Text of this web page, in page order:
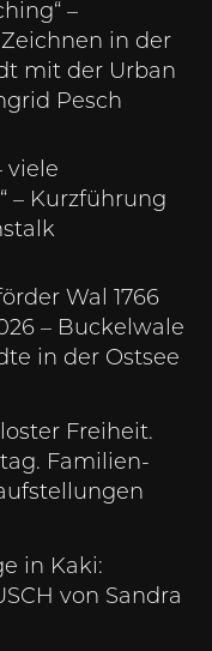
–
in der
mit der Urban
Pesch
viele
– Kurzführung
Wal 1766
– Buckelwale
in der Ostsee
Freiheit.
Familien-
in Kaki:
von Sandra